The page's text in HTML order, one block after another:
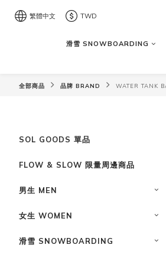
繁體中文 TWD
滑雪 SNOWBOARDING
全部商品 品牌 BRAND WATER TANK
SOL GOODS 單品
FLOW & SLOW 限量周邊商品
男生 MEN
女生 WOMEN
滑雪 SNOWBOARDING